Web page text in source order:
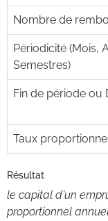
Nombre de
Périodicité (Mois,
Semestres)
Fin de période ou
Taux
Résultat
le capital d'un
proportionnel